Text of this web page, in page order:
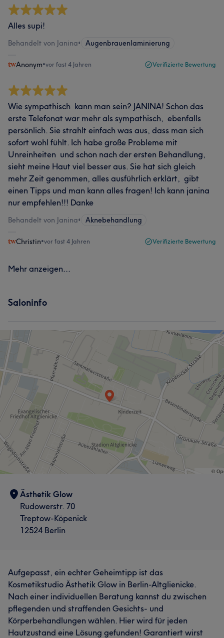
Alles supi!
Behandelt von Janina• Augenbrauenlaminierung
Anonym•vor fast 4 Jahren Verifizierte Bewertung
Wie sympathisch kann man sein? JANINA! Schon das
erste Telefonat war mehr als sympathisch, ebenfalls
persönlich. Sie strahlt einfach was aus, dass man sich
sofort wohl fühlt. Ich habe große Probleme mit
Unreinheiten und schon nach der ersten Behandlung,
sieht meine Haut viel besser aus. Sie hat sich gleich
mehr Zeit genommen, alles ausführlich erklärt, gibt
einen Tipps und man kann alles fragen! Ich kann janina
nur empfehlen!!! Danke
Behandelt von Janina• Aknebehandlung
Christin•vor fast 4 Jahren Verifizierte Bewertung
Mehr anzeigen...
Saloninfo
Ästhetik Glow
Rudowerstr. 70
Treptow-Köpenick
12524 Berlin
Aufgepasst, ein echter Geheimtipp ist das
Kosmetikstudio Ästhetik Glow in Berlin-Altglienicke.
Nach einer individuellen Beratung kannst du zwischen
pflegenden und straffenden Gesichts- und
Körperbehandlungen wählen. Hier wird für jeden
Hautzustand eine Lösung gefunden! Garantiert wirst